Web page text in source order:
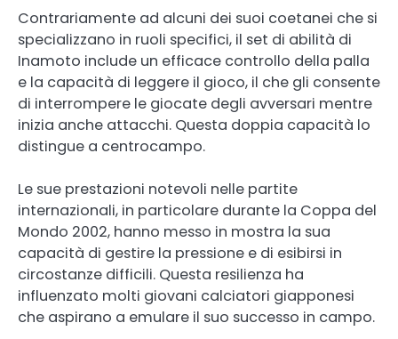
Contrariamente ad alcuni dei suoi coetanei che si
specializzano in ruoli specifici, il set di abilità di
Inamoto include un efficace controllo della palla
e la capacità di leggere il gioco, il che gli consente
di interrompere le giocate degli avversari mentre
inizia anche attacchi. Questa doppia capacità lo
distingue a centrocampo.
Le sue prestazioni notevoli nelle partite
internazionali, in particolare durante la Coppa del
Mondo 2002, hanno messo in mostra la sua
capacità di gestire la pressione e di esibirsi in
circostanze difficili. Questa resilienza ha
influenzato molti giovani calciatori giapponesi
che aspirano a emulare il suo successo in campo.